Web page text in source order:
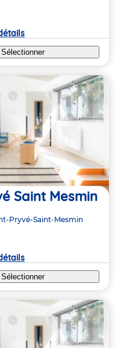
Sélectionner
Saint Mesmin
Pryvé-Saint-Mesmin
Sélectionner